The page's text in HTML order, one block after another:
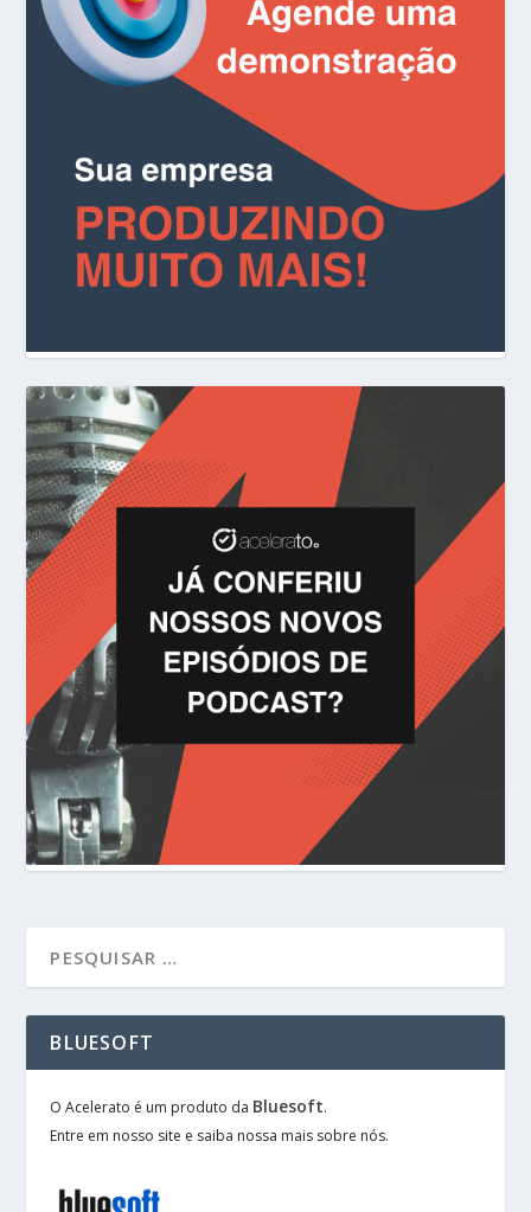
BLUESOFT
O Acelerato é um produto da Bluesoft.
Entre em nosso site e saiba nossa mais sobre nós.